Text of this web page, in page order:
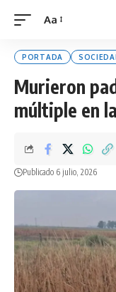
Font
Aa
PORTADA
Murieron
múltiple en
Publicado 6 julio, 2026